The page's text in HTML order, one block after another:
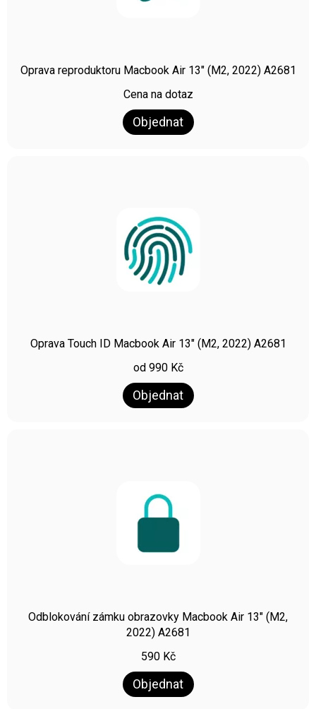
Oprava reproduktoru Macbook Air 13″ (M2, 2022) A2681
Cena na dotaz
Objednat
Oprava Touch ID Macbook Air 13″ (M2, 2022) A2681
od 990 Kč
Objednat
Odblokování zámku obrazovky Macbook Air 13″ (M2,
2022) A2681
590 Kč
Objednat